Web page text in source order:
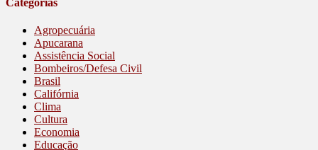
Categorias
Agropecuária
Apucarana
Assistência Social
Bombeiros/Defesa Civil
Brasil
Califórnia
Clima
Cultura
Economia
Educação